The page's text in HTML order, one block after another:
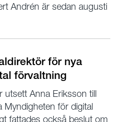
Andrén är sedan augusti
för nya
förvaltning
utsett Anna Eriksson till
Myndigheten för digital
fattades också beslut om